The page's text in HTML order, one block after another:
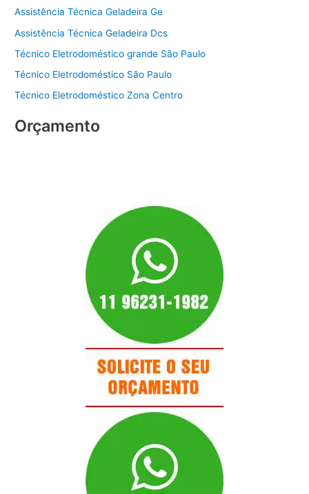
Assistência Técnica Geladeira Ge
Assistência Técnica Geladeira Dcs
Técnico Eletrodoméstico grande São Paulo
Técnico Eletrodoméstico São Paulo
Técnico Eletrodoméstico Zona Centro
Orçamento